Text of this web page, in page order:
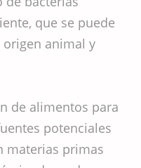
que se puede
animal y
de alimentos para
potenciales
materias primas